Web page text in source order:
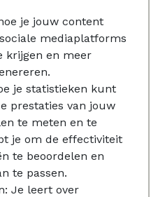
je jouw content
mediaplatforms
krijgen en meer
je statistieken kunt
prestaties van jouw
te meten en te
je om de effectiviteit
te beoordelen en
te passen.
Je leert over